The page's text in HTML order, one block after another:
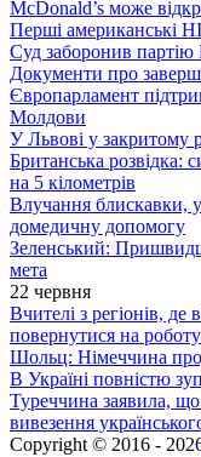
McDonald’s може
Перші американські
Суд заборонив партію
Документи про
Європарламент
Молдови
У Львові у закритому
Британська розвідка:
на 5 кілометрів
Влучання блискавки,
домедичну допомогу
Зеленський:
мета
22 червня
Вчителі з регіонів,
повернутися на
Шольц: Німеччина
В Україні повністю
Туреччина заявила,
вивезення
Copyright © 2016 -